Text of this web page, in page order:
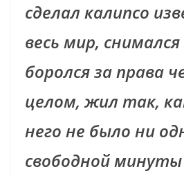
сделал калипсо
весь мир, снимался
боролся за права
целом, жил так,
него не было ни
свободной минуты